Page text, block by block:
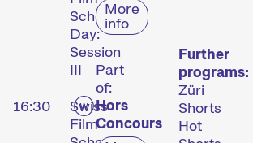
School
Day:
Session
III
16:30
Swiss
Film
More
info
Part
of:
Hors
Concours
Further
programs:
Züri
Shorts
Hot